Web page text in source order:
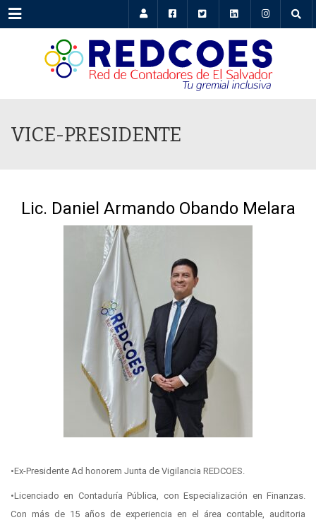
Menu
VICE-PRESIDENTE
Lic. Daniel Armando Obando Melara
•Ex-Presidente Ad honorem Junta de Vigilancia REDCOES.
•Licenciado en Contaduría Pública, con Especialización en Finanzas.
Con más de 15 años de experiencia en el área contable, auditoria